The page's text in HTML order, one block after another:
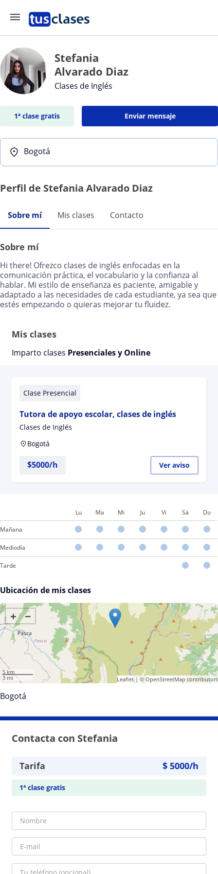
Stefania
Alvarado Diaz
Clases de Inglés
1ª clase gratis Enviar mensaje
Bogotá
Perfil de Stefania Alvarado Diaz
Sobre mí Mis clases Contacto
Sobre mí
Hi there! Ofrezco clases de inglés enfocadas en la
comunicación práctica, el vocabulario y la confianza al
hablar. Mi estilo de enseñanza es paciente, amigable y
adaptado a las necesidades de cada estudiante, ya sea que
estés empezando o quieras mejorar tu fluidez.
Mis clases
Imparto clases Presenciales y Online
Clase Presencial
Tutora de apoyo escolar, clases de inglés
Clases de Inglés
Bogotá
$5000/h Ver aviso
Lu Ma Mi Ju Vi Sá Do
Mañana
Mediodía
Tarde
Ubicación de mis clases
+ −
5 km
3 mi
Leaflet| © OpenStreetMap contributors
Bogotá
Contacta con Stefania
Tarifa $ 5000/h
1ª clase gratis